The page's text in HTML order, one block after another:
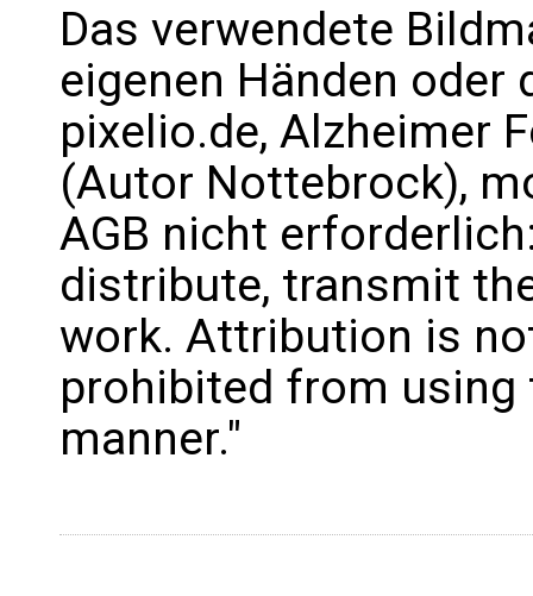
Das verwendete
eigenen Händen oder
pixelio.de, Alzheimer
(Autor Nottebrock),
AGB nicht
distribute, transmit
work. Attribution is
prohibited from using